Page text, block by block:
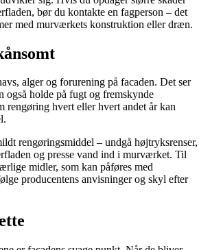
bør du kontakte en fagperson – det
med murværkets konstruktion eller dræn.
alger og forurening på facaden. Det ser
også holde på fugt og fremskynde
rengøring hvert eller hvert andet år kan
rengøringsmiddel – undgå højtryksrenser,
og presse vand ind i murværket. Til
midler, som kan påføres med
producentens anvisninger og skyl efter